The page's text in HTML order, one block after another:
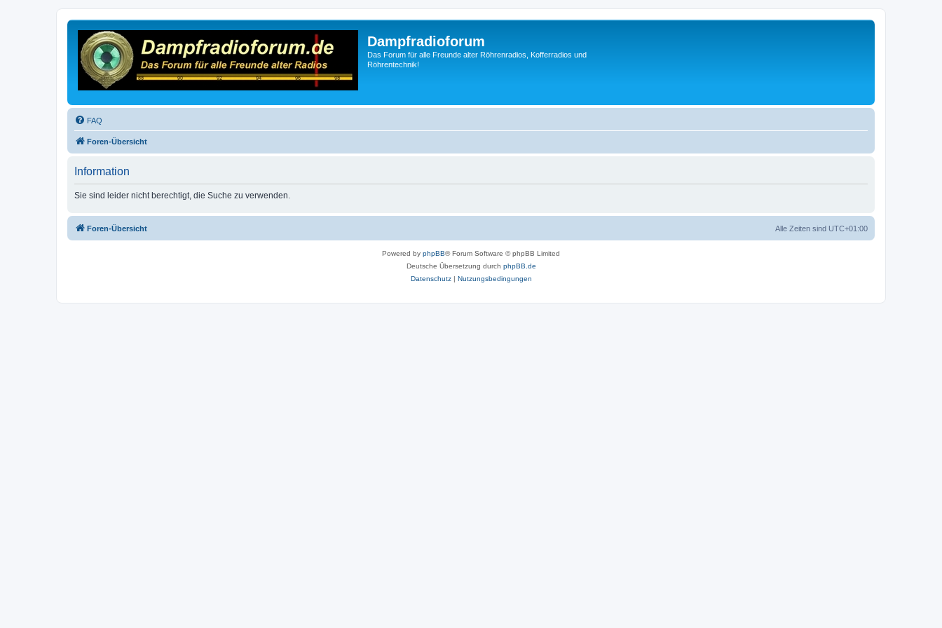
Dampfradioforum
Das Forum für alle Freunde alter Röhrenradios, Kofferradios und
Röhrentechnik!
FAQ
Foren-Übersicht
Information
Sie sind leider nicht berechtigt, die Suche zu verwenden.
Foren-Übersicht Alle Zeiten sind UTC+01:00
Powered by phpBB® Forum Software © phpBB Limited
Deutsche Übersetzung durch phpBB.de
Datenschutz| Nutzungsbedingungen